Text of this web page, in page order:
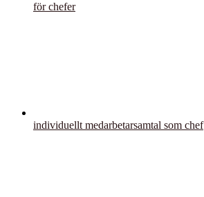
för chefer
individuellt medarbetarsamtal som chef